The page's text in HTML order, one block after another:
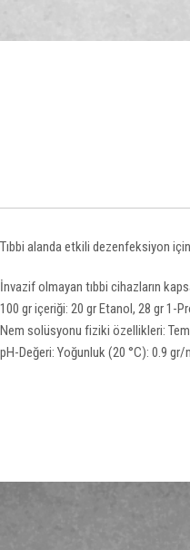
Tıbbi alanda etkili dezenfeksiyon
İnvazif olmayan tıbbi cihazların
100 gr içeriği: 20 gr Etanol, 28 gr 1-
Nem solüsyonu fiziki özellikleri:
pH-Değeri: Yoğunluk (20 °C): 0.9